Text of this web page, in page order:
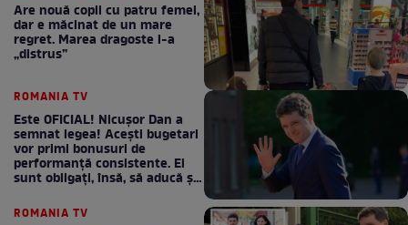
Are nouă copii cu patru femei,
dar e măcinat de un mare
regret. Marea dragoste l-a
„distrus”
ROMANIA TV
Este OFICIAL! Nicușor Dan a
semnat legea! Acești bugetari
vor primi bonusuri de
performanță consistente. Ei
sunt obligați, însă, să aducă și
ROMANIA TV